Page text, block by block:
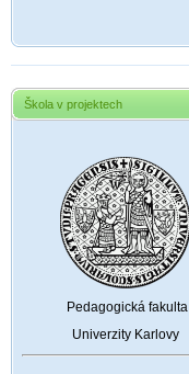
Škola v projektech
Pedagogická fakulta
Univerzity Karlovy